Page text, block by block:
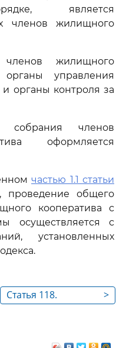
является
членов жилищного
жилищного
органы управления
органы контроля за
членов
оформляется
частью 1.1 статьи
проведение общего
кооператива с
осуществляется с
установленных
>
Статья 118.
кооператива